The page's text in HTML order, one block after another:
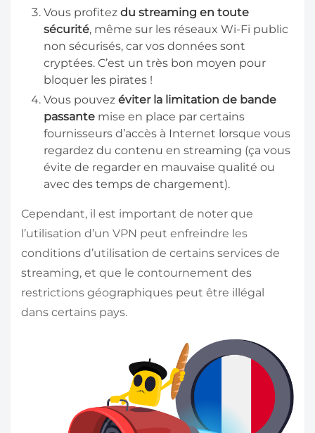
Vous profitez du streaming en toute
sécurité, même sur les réseaux Wi-Fi public
non sécurisés, car vos données sont
cryptées. C’est un très bon moyen pour
bloquer les pirates !
Vous pouvez éviter la limitation de bande
passante mise en place par certains
fournisseurs d’accès à Internet lorsque vous
regardez du contenu en streaming (ça vous
évite de regarder en mauvaise qualité ou
avec des temps de chargement).
Cependant, il est important de noter que
l’utilisation d’un VPN peut enfreindre les
conditions d’utilisation de certains services de
streaming, et que le contournement des
restrictions géographiques peut être illégal
dans certains pays.